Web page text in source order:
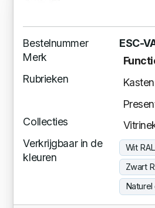
Bestelnummer
ESC-
Merk
Rubrieken
Kasten
Collecties
Verkrijgbaar in de
kleuren
Wit
Zwart